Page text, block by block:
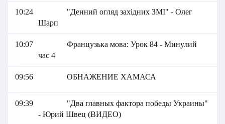
10:24
"Денний огляд західних ЗМІ" - Олег
Шарп
10:07
Французька мова: Урок 84 - Минулий
час 4
09:56 ОБНАЖЕНИЕ ХАМАСА
09:39
"Два главных фактора победы Украины"
- Юрий Швец (ВИДЕО)